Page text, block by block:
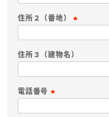
)
須
)
住所２（番地）
必
須
)
住所３（建物名）
電話番号